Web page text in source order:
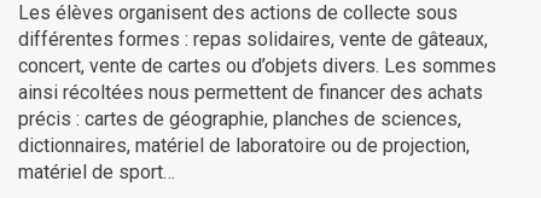
Les élèves organisent des actions de collecte sous
différentes formes : repas solidaires, vente de gâteaux,
concert, vente de cartes ou d’objets divers. Les sommes
ainsi récoltées nous permettent de financer des achats
précis : cartes de géographie, planches de sciences,
dictionnaires, matériel de laboratoire ou de projection,
matériel de sport…